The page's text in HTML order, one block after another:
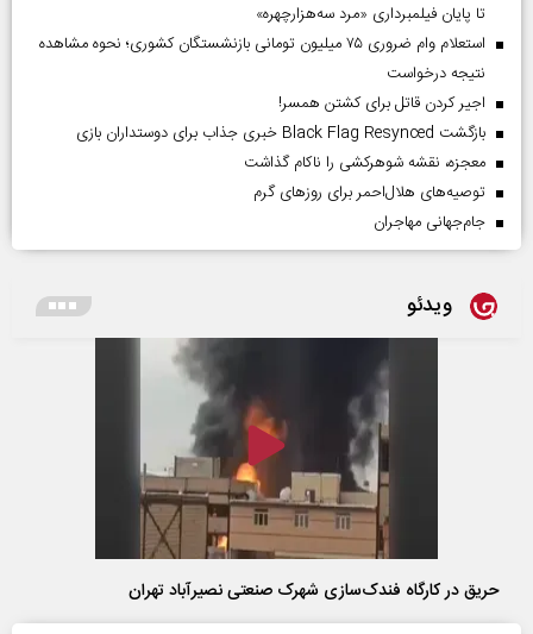
تا پایان فیلمبرداری «مرد سه‌هزارچهره»
استعلام وام ضروری ۷۵ میلیون تومانی بازنشستگان کشوری؛ نحوه مشاهده
نتیجه درخواست
اجیر کردن قاتل برای کشتن همسر!
بازگشت Black Flag Resynced خبری جذاب برای دوستداران بازی
معجزه، نقشه شوهرکشی را ناکام گذاشت
توصیه‌های هلال‌احمر برای روز‌های گرم
جام‌جهانی مهاجران
ویدئو
حریق در کارگاه فندک‌سازی شهرک صنعتی نصیرآباد تهران